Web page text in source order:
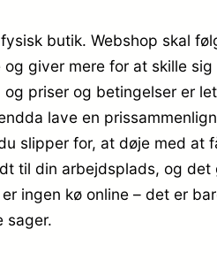
butik. Webshop skal
giver mere for at skille
priser og betingelser er
lave en
slipper for, at døje med at
til din arbejdsplads, og
ingen kø online – det er
sager.